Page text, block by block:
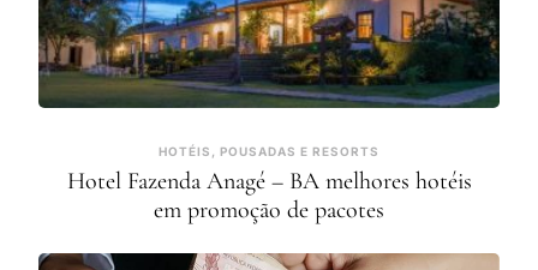
HOTÉIS, POUSADAS E RESORTS
Hotel Fazenda Anagé – BA melhores hotéis
em promoção de pacotes